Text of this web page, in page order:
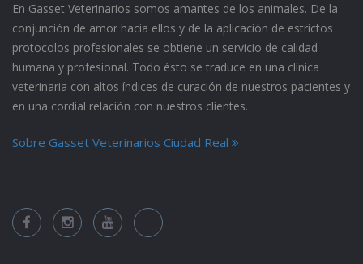
En Gasset Veterinarios somos amantes de los animales. De la
conjunción de amor hacia ellos y de la aplicación de estrictos
protocolos profesionales se obtiene un servicio de calidad
humana y profesional. Todo ésto se traduce en una clínica
veterinaria con altos índices de curación de nuestros pacientes y
en una cordial relación con nuestros clientes.
Sobre Gasset Veterinarios Ciudad Real